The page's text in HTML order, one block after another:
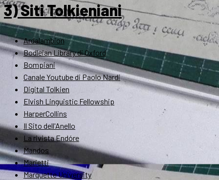
3) Siti Tolkieniani
Ardalambion
Bodleian Library di Oxford
Bompiani
Canale Youtube di Paolo Nardi
Digital Tolkien
Elvish Linguistic Fellowship
HarperCollins
Il Sito dell'Anello
La rivista Endóre
Mandos
Marietti
Marquette University